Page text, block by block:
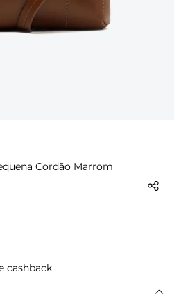
Cordão Marrom
cashback